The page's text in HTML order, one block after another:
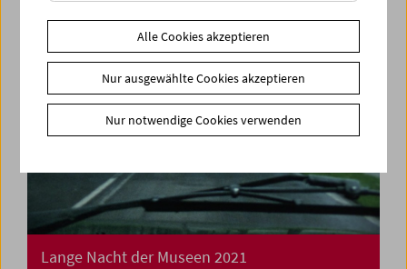
Lange Nacht der Museen 2021
Alle Cookies akzeptieren
Nur ausgewählte Cookies akzeptieren
Nur notwendige Cookies verwenden